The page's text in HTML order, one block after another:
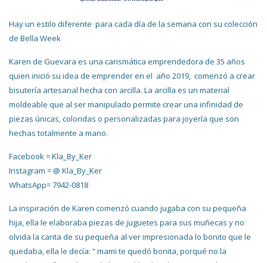
Hay un estilo diferente para cada día de la semana con su colección
de Bella Week
Karen de Guevara es una carismática emprendedora de 35 años
quien inició su idea de emprender en el año 2019, comenzó a crear
bisutería artesanal hecha con arcilla. La arcilla es un material
moldeable que al ser manipulado permite crear una infinidad de
piezas únicas, coloridas o personalizadas para joyería que son
hechas totalmente a mano.
Facebook = Kla_By_Ker
Instagram = @ Kla_By_Ker
WhatsApp=7942-0818
La inspiración de Karen comenzó cuando jugaba con su pequeña
hija, ella le elaboraba piezas de juguetes para sus muñecas y no
olvida la carita de su pequeña al ver impresionada lo bonito que le
quedaba, ella le decía: “ mami te quedó bonita, porqué no la